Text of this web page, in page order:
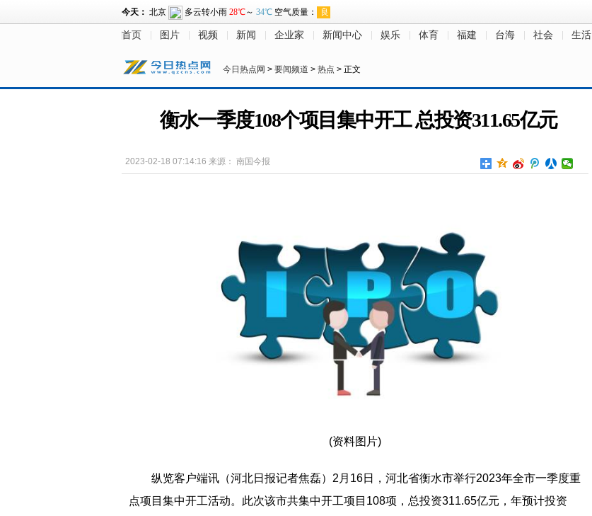
首页 图片 视频 新闻 企业家 新闻中心 娱乐 体育 福建 台海 社会 生活
今日热点网 > 要闻频道 > 热点 > 正文
衡水一季度108个项目集中开工 总投资311.65亿元
2023-02-18 07:14:16 来源： 南国今报
(资料图片)
纵览客户端讯（河北日报记者焦磊）2月16日，河北省衡水市举行2023年全市一季度重
点项目集中开工活动。此次该市共集中开工项目108项，总投资311.65亿元，年预计投资